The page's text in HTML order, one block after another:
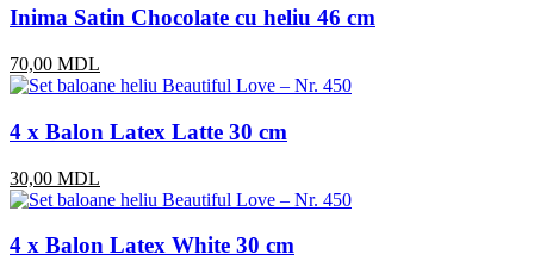
Inima Satin Chocolate cu heliu 46 cm
70,00 MDL
4 x Balon Latex Latte 30 cm
30,00 MDL
4 x Balon Latex White 30 cm